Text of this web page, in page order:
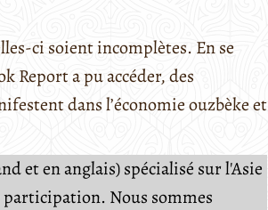
ci soient incomplètes. En se
Report a pu accéder, des
dans l’économie ouzbèke et
et en anglais) spécialisé sur l'Asie
Nous sommes